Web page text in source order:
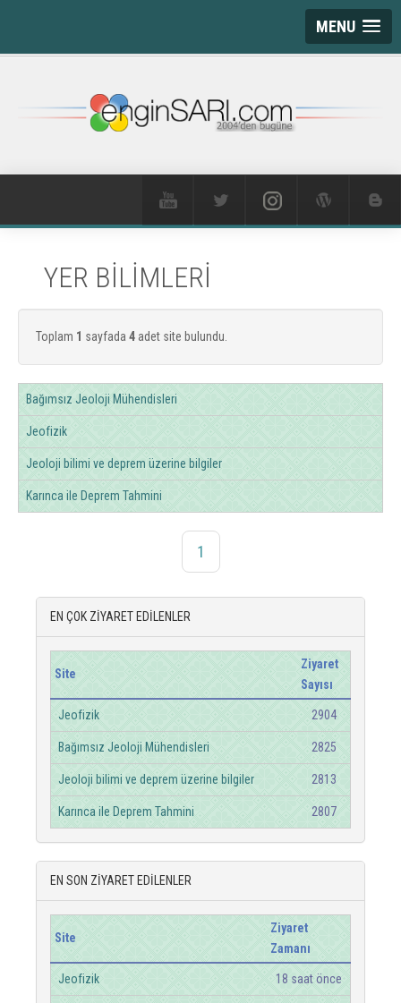
MENU
YER BİLİMLERİ
Toplam 1 sayfada 4 adet site bulundu.
Bağımsız Jeoloji Mühendisleri
Jeofizik
Jeoloji bilimi ve deprem üzerine bilgiler
Karınca ile Deprem Tahmini
1
EN ÇOK ZİYARET EDİLENLER
Site
Ziyaret
Sayısı
Jeofizik 2904
Bağımsız Jeoloji Mühendisleri 2825
Jeoloji bilimi ve deprem üzerine bilgiler 2813
Karınca ile Deprem Tahmini 2807
EN SON ZİYARET EDİLENLER
Site
Ziyaret
Zamanı
Jeofizik 18 saat önce